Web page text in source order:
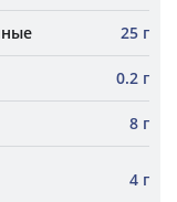
25 г
0.2 г
8 г
4 г